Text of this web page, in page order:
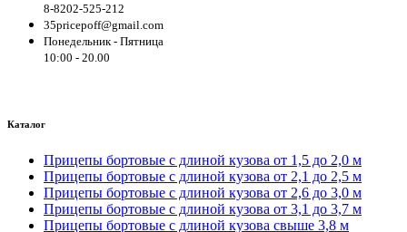
8-8202-525-212
35pricepoff@gmail.com
Понедельник - Пятница
10:00 - 20.00
Каталог
Прицепы бортовые с длиной кузова от 1,5 до 2,0 м
Прицепы бортовые с длиной кузова от 2,1 до 2,5 м
Прицепы бортовые с длиной кузова от 2,6 до 3,0 м
Прицепы бортовые с длиной кузова от 3,1 до 3,7 м
Прицепы бортовые с длиной кузова свыше 3,8 м